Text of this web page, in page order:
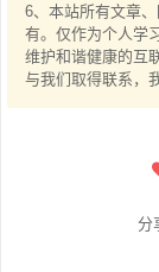
6、本站所有文章
有。仅作为个人学
维护和谐健康的互
与我们取得联系，
分